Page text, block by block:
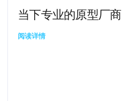
当下专业的原型厂商
阅读详情